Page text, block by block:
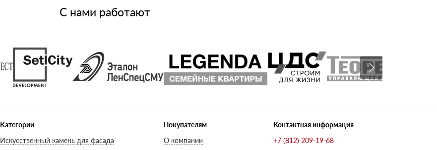
С нами работают
Категории
Искусственный камень для фасада
Покупателям
О компании
Контактная информация
+7 (812) 209-19-68